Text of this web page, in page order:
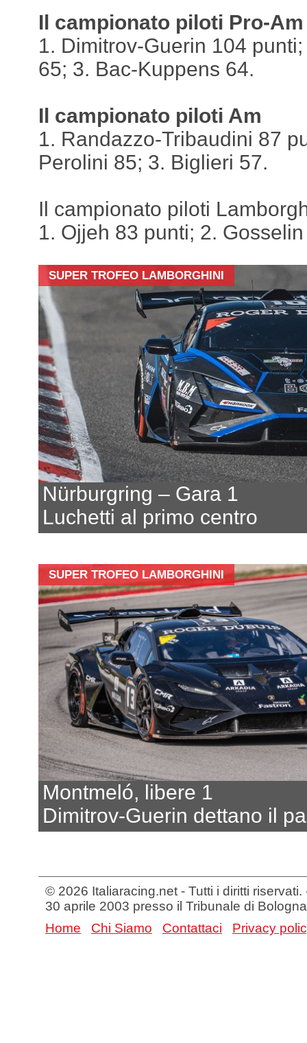
Il campionato piloti Pro-Am
1. Dimitrov-Guerin 104
65; 3. Bac-Kuppens 64.
Il campionato piloti Am
1. Randazzo-Tribaudini 87
Perolini 85; 3. Biglieri 57.
Il campionato piloti
1. Ojjeh 83 punti; 2.
SUPER TROFEO LAMBORGHINI
Nürburgring – Gara 1
Luchetti al primo centro
SUPER TROFEO LAMBORGHINI
Montmeló, libere 1
Dimitrov-Guerin dettano il
© 2026 Italiaracing.net - Tutti i diritti
30 aprile 2003 presso il Tribunale di Bologna
Home
Chi Siamo Contattaci Privacy